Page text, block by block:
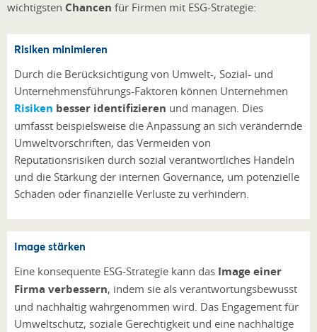
wichtigsten Chancen für Firmen mit ESG-Strategie:
Risiken minimieren
Durch die Berücksichtigung von Umwelt-, Sozial- und
Unternehmensführungs-Faktoren können Unternehmen
Risiken besser identifizieren und managen. Dies
umfasst beispielsweise die Anpassung an sich verändernde
Umweltvorschriften, das Vermeiden von
Reputationsrisiken durch sozial verantwortliches Handeln
und die Stärkung der internen Governance, um potenzielle
Schäden oder finanzielle Verluste zu verhindern.
Image stärken
Eine konsequente ESG-Strategie kann das Image einer
Firma verbessern, indem sie als verantwortungsbewusst
und nachhaltig wahrgenommen wird. Das Engagement für
Umweltschutz, soziale Gerechtigkeit und eine nachhaltige